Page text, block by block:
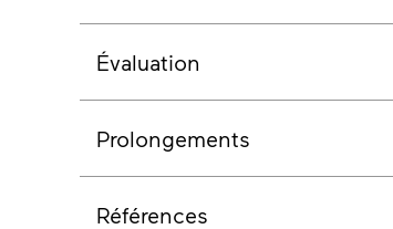
Évaluation
Prolongements
Références